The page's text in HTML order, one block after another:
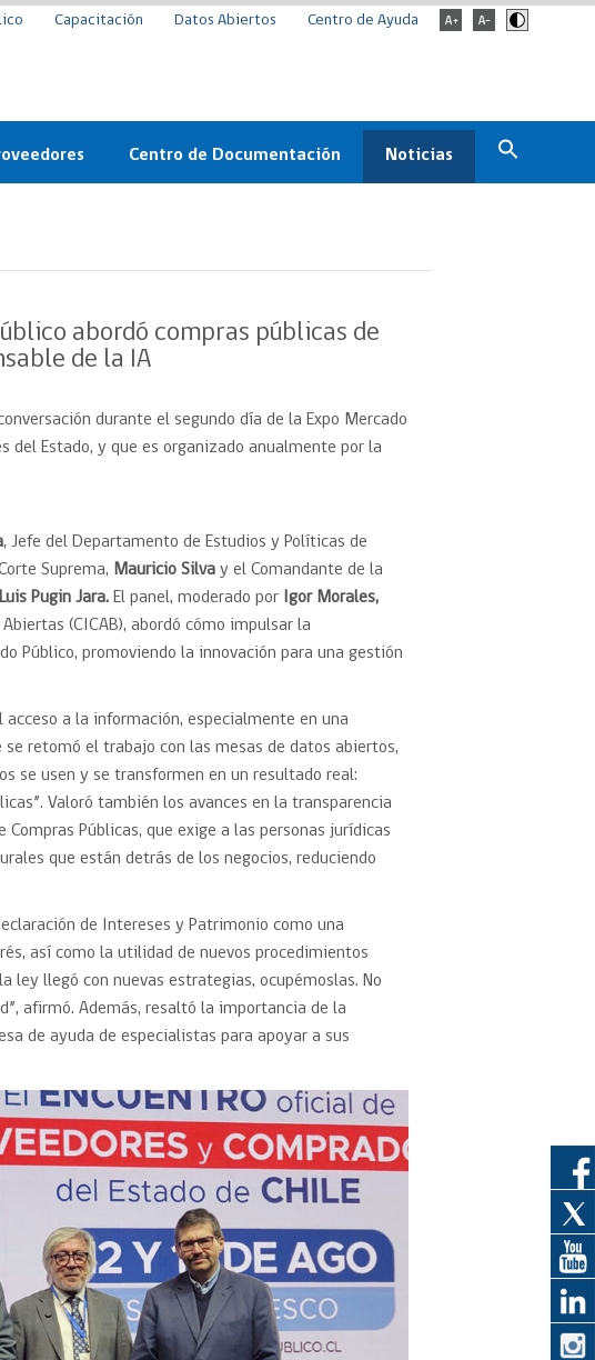
Capacitación Datos Abiertos Centro de Ayuda
Marco
inversa
proveedor
para obtener el
Empresa Mujer
Centro de Documentación Noticias
Archivo de noticias
Boletines
ChileCompra
abordó compras públicas de
de la IA
durante el segundo día de la Expo Mercado
del Estado, y que es organizado anualmente por la
, Jefe del Departamento de Estudios y Políticas de
Suprema, Mauricio Silva y el Comandante de la
Luis Pugin Jara. El panel, moderado por Igor Morales,
(CICAB), abordó cómo impulsar la
Público, promoviendo la innovación para una gestión
a la información, especialmente en una
retomó el trabajo con las mesas de datos abiertos,
se usen y se transformen en un resultado real:
Valoró también los avances en la transparencia
Públicas, que exige a las personas jurídicas
que están detrás de los negocios, reduciendo
de Intereses y Patrimonio como una
así como la utilidad de nuevos procedimientos
ley llegó con nuevas estrategias, ocupémoslas. No
afirmó. Además, resaltó la importancia de la
de ayuda de especialistas para apoyar a sus